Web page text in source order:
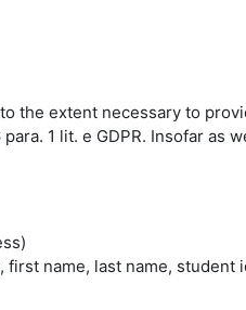
the extent necessary to
1 lit. e GDPR. Insofar
name, last name, student